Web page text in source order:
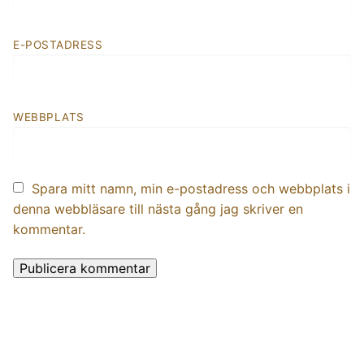
E-POSTADRESS
WEBBPLATS
Spara mitt namn, min e-postadress och webbplats i
denna webbläsare till nästa gång jag skriver en
kommentar.